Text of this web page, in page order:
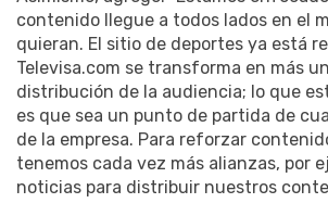
contenido llegue a todos lados en el
quieran. El sitio de deportes ya está
Televisa.com se transforma en más
distribución de la audiencia; lo que
es que sea un punto de partida de
de la empresa. Para reforzar
tenemos cada vez más alianzas, por
noticias para distribuir nuestros